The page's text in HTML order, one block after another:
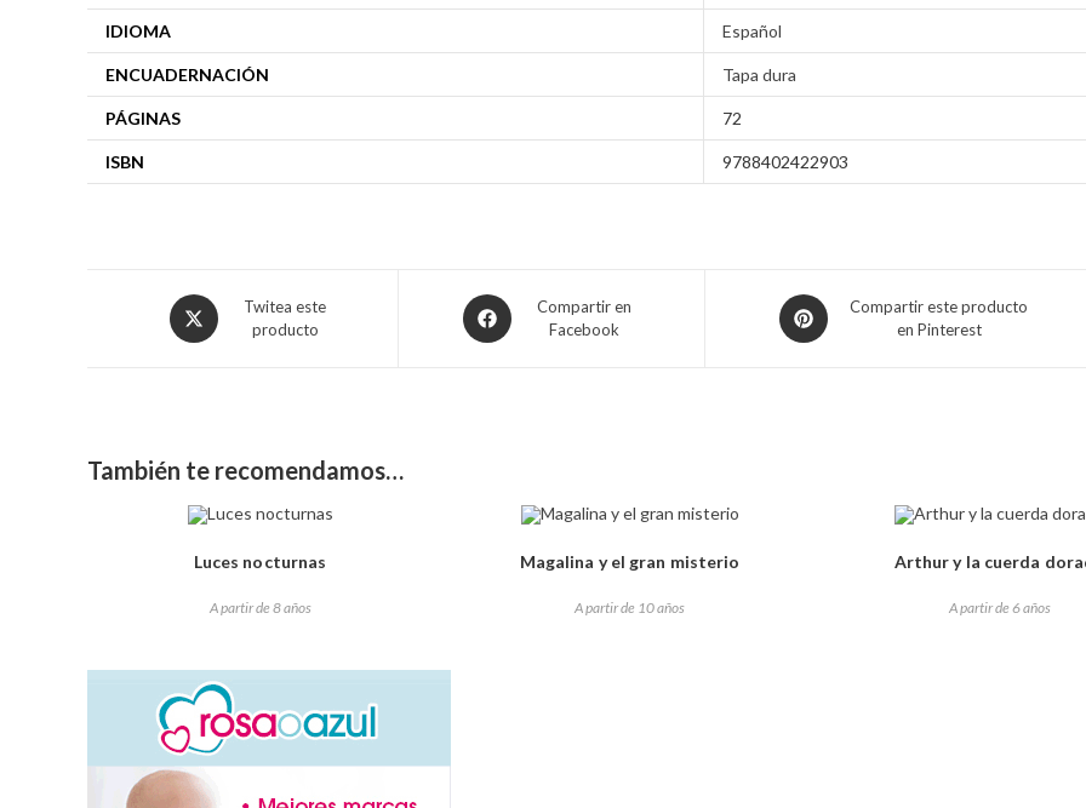
IDIOMA Español
ENCUADERNACIÓN Tapa dura
PÁGINAS 72
ISBN 9788402422903
Twitea este
producto
Compartir en
Facebook
Compartir este producto
en Pinterest
También te recomendamos…
Luces nocturnas
A partir de 8 años
Magalina y el gran misterio
A partir de 10 años
Arthur y la cuerda
A partir de 6 años